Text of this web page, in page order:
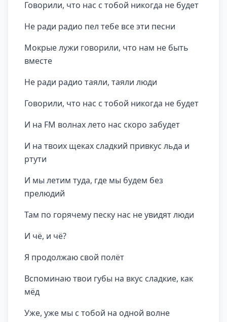
Говорили, что нас с тобой никогда не будет
Не ради радио пел тебе все эти песни
Мокрые лужи говорили, что нам не быть
вместе
Не ради радио таяли, таяли люди
Говорили, что нас с тобой никогда не будет
И на FM волнах лето нас скоро забудет
И на твоих щеках сладкий привкус льда и
ртути
И мы летим туда, где мы будем без
прелюдий
Там по горячему песку нас не увидят люди
И чё, и чё?
Я продолжаю свой полёт
Вспоминаю твои губы на вкус сладкие, как
мёд
Уже, уже мы с тобой на одной волне